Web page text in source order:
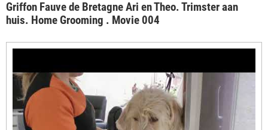
Griffon Fauve de Bretagne Ari en Theo. Trimster aan
huis. Home Grooming . Movie 004